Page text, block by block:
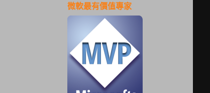
微軟最有價值專家